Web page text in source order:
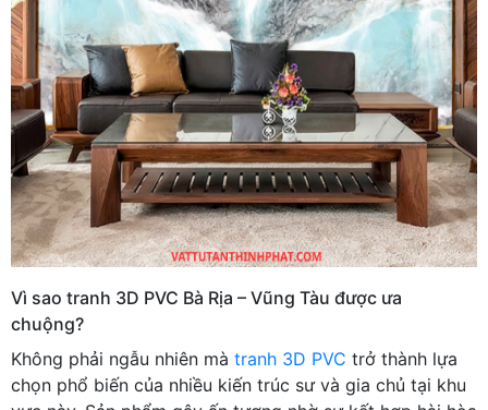
Vì sao tranh 3D PVC Bà Rịa – Vũng Tàu được ưa
chuộng?
Không phải ngẫu nhiên mà tranh 3D PVC trở thành lựa
chọn phổ biến của nhiều kiến trúc sư và gia chủ tại khu